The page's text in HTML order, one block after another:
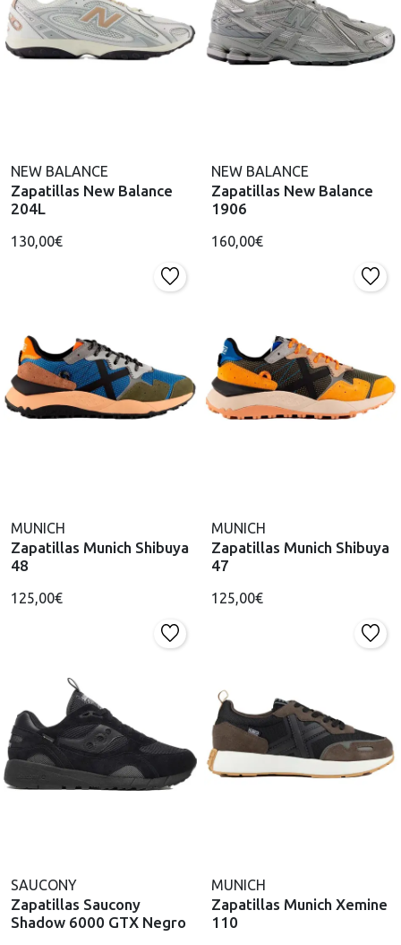
NEW BALANCE
Zapatillas New Balance
204L
130,00€
NEW BALANCE
Zapatillas New Balance
1906
160,00€
MUNICH
Zapatillas Munich Shibuya
48
125,00€
MUNICH
Zapatillas Munich Shibuya
47
125,00€
SAUCONY
Zapatillas Saucony
Shadow 6000 GTX Negro
MUNICH
Zapatillas Munich Xemine
110